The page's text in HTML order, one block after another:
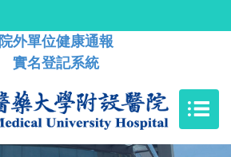
院外單位健康通報
實名登記系統